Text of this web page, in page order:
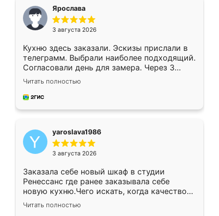
Ярослава
3 августа 2026
Кухню здесь заказали. Эскизы прислали в
телеграмм. Выбрали наиболее подходящий.
Согласовали день для замера. Через 3
недели кухня была уже готова. Остались
довольны работой. Спасибо Ренессанс
мебель за качественную работу!
Читать полностью
yaroslava1986
3 августа 2026
Заказала себе новый шкаф в студии
Ренессанс где ранее заказывала себе
новую кухню.Чего искать, когда качеством
вполне довольна. Служит кухня уже почти
два года, нареканий нет.
Читать полностью